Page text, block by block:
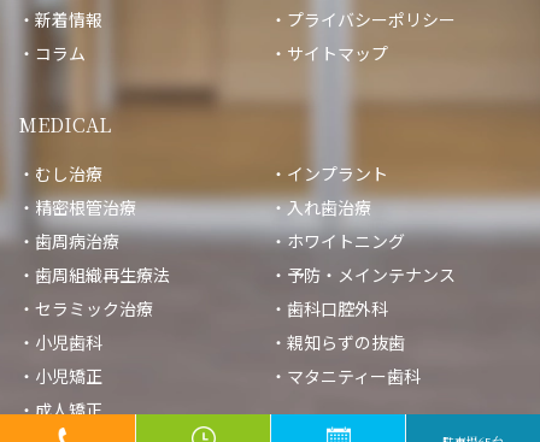
新着情報
コラム
プライバシーポリシー
サイトマップ
MEDICAL
むし治療
精密根管治療
歯周病治療
歯周組織再生療法
セラミック治療
小児歯科
小児矯正
成人矯正
インプラント
入れ歯治療
ホワイトニング
予防・メインテナンス
歯科口腔外科
親知らずの抜歯
マタニティー歯科
© ないとうファミリー歯科クリニック｜九大学研都市駅の歯医者